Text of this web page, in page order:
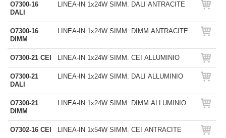
O7300-16
DALI
LINEA-IN 1x24W SIMM. DALI ANTRACITE
O7300-16
DIMM
LINEA-IN 1x24W SIMM. DIMM ANTRACITE
O7300-21 CEI LINEA-IN 1x24W SIMM. CEI ALLUMINIO
O7300-21
DALI
LINEA-IN 1x24W SIMM. DALI ALLUMINIO
O7300-21
DIMM
LINEA-IN 1x24W SIMM. DIMM ALLUMINIO
O7302-16 CEI LINEA-IN 1x54W SIMM. CEI ANTRACITE